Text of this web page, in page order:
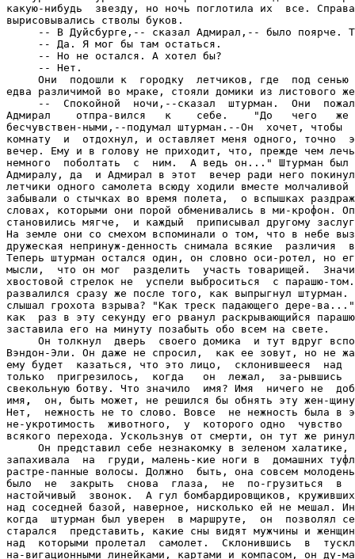
какую-нибудь  звезду, но ночь поглотила их  все.
вырисовывались стволы буков.
-- В Дуйсбурге,-- сказал Адмирал,-- было поярче.
--
Да. Я мог бы там остаться.
     -- Но не остался. А хотел бы?
     -- Нет.
Они  подошли к  городку  летчиков, где  под сенью
едва различимой во мраке, стояли домики из листового
--  Спокойной  ночи,--сказал  штурман.  Они
Адмирал    отпра-вился   к    себе.    "До   чего
бесчувствен-ными,--подумал штурман.--Он  хочет,
комнату  и  отдохнул, и оставляет меня одного, точно
вечер. Ему и в голову не приходит, что, прежде чем
немного  поболтать  с  ним.  А ведь он..." Штурман был
Адмиралу, да  и Адмирал в этот  вечер ради него
летчики одного самолета всюду ходили вместе
забывали о стычках во время полета,  о вспышках
словах, которыми они порой обменивались в ми-крофон.
становились мягче,  и каждый  приписывал другому
На земле они со смехом вспоминали о том, что в небе
дружеская непринуж-денность снимала всякие  различия
Теперь штурман остался один, он словно оси-ротел, но
мысли,  что он мог  разделить  участь товарищей.
хвостовой стрелок не  успели выброситься  с парашю-
развалился сразу же после того, как выпрыгнул
слышал грохота взрыва? "Как треск падающего дере-
как  раз в эту секунду его рванул раскрывающийся
заставила его на минуту позабыть обо всем на свете.
Он толкнул  дверь  своего домика  и тут вдруг
Вэндон-Эли. Он даже не спросил,  как ее зовут, но не
ему будет  казаться, что это лицо,  склонившееся  над
только  пригрезилось,  когда   он  лежал,  за-рывшись
свекольную ботву. Что значило  имя? Имя  ничего не
имя ,
он, быть может, не решился бы обнять эту жен-щину  с  такой нежностью.
Нет,  нежность не то слово. Вовсе  не нежность была в этом объятии, но дикая
не-укротимость  животного,  у  которого одно  чувство  сме-няет  другое  без
всякого перехода. Ускользнув от смерти, он тут же ринулся в жизнь.
     Он представил себе незнакомку в зеленом халатике, который она все время
запахивала  на  груди, малень-кие ноги в  домашних туфлях, ее  сонное  лицо,
растре-панные волосы. Должно  быть, она совсем молоденькая, и  ей так трудно
было  не  закрыть  снова  глаза,  не  по-грузиться  в  сон,  который нарушил
настойчивый  звонок.  А гул бомбардировщиков, круживших на небольшой  высоте
над соседней базой, наверное, нисколько ей не мешал. Иногда во время полета,
когда  штурман был уверен  в маршруте,  он  позволял себе  минутный отдых  и
старался  представить, какие сны видят мужчины и женщины  в спящих селениях,
над  которыми пролетал  самолет.  Склонившись  в  тусклом  свете над  своими
на-вигационными линейками, картами и компасом, он ду-мал о  том, что люди на
земле  в ночном мраке  пре-даются  любви,  и каждый  раз  испытывал  горькое
чув-ство  от  сознания того, что втянут в какое-то дело, которое лишает  его
всех  других радостей,  кроме од-ной -- достигнуть цели  точно в назначенную
минуту или наверстать время, упущенное из-за встречного вет-ра. Уже два года
он был отрезан  от  семьи, и  никакая другая привязанность не согревала  его
душу. В этой стране, языка которой он не знал, ему не на что было надеяться.
Вся  предшествующая жизнь представлялась. ему  навсегда  отошедшей  юностью,
образы которой дви-гались в зыбкой  и  обманчивой дымке сновидения. С войной
он вступил в иную  пору своей жизни, где  чувствовал себя беззащитным  перед
лицом всякого рода врагов -- как внутренних, так и внешних, и не было у него
иного прибежища, кроме товарищества.
     Не то  чтобы  он не  искал  любви.  Где-то в  глубине  его души  любовь
продолжала жить, подобно скрытой ране или  неутоленной жажде.  Порою мысль о
ней вы-зывала  у  него  вспышку  жестокой иронии или же  приступ меланхолии,
овладевшей им даже в полете. Но все попытки обрести любовь были напрасны. Он
не желал прибегать к тем  приемам, которыми пользова-лись товарищи, обольщая
девушек в барах  и добиваясь мимолетных свиданий,  где они пускали на  ветер
все, в  чем  штурман  видел смысл  встречи  мужчины и жен-щины. И все  же он
испытывал  неясное сожаление, словно упустил  что-то. Быть может,  все  дело
было  в  том, что он плохо знал английский язык?  Ведь как  бы правильно  ни
говорила по-французски эта женщи-на,  между  ними  всегда будет существовать
барьер --  трудность выразить  себя  так,  чтобы  понял  другой, и  старание
избежать различных словесных тонкостей.
     Он  помешал   угли,  еще   тлевшие  в  печке,  которую  вечером  обычно
растапливал  дневальный,  и  подбросил  в  нее  полный  совок.  Потом  вдруг
почувствовал страш-ную усталость  и, не раздеваясь,  растянулся на по-стели.
Тишина близящейся к утру  ночи сразу обсту-пила его, и он невольно застонал,
снова настигнутый мыслью  обо всем происшедшем.  Значит, он положил карандаш
на  столик в тот  самый момент,  когда само-лет затрещал. Он дернул  шторку,
отделявшую его  от пилота, и, хотя давно  был готов к этому, с тех  пор, как
посвятил  себя  профессии, которая  могла  привести толь-ко  к  одному  -- к
смерти, воскликнул одновременно со стрелком: "Что случилось?" И почти  в  то
же мгнове-ние  он повис  во мраке под  куполом  покачивающегося парашюта, он
скользил по свекловичному полю,  и не-знакомая женщина склонялась  над  ним.
"Вы  ранены?.."  Он  ощупывал  себя,  вставал  на  ноги и  сворачивал  купол
парашюта.  "Я  в полном  порядке,  но остальные погибли..."  Он показывал на
пламя,  озарявшее  гори-зонт, беззвучно  рыдал,  и  по щекам его, как  капли
дождя, струились слезы.

     Он и не думал, что ему выкажут столько внимания, Его без конца  угощали
пивом.  Товарищи  и  даже   ко-мандиры  эскадрилий  хлопали  его  по  плечу,
произно-сили  одни  и  те  же горячие поздравления,  а  губы  их  мучительно
кривились, и это было сильнее всяких слов.
     Да, он вернулся к ним  издалека. Говоря  точнее,  с  ру-бежа смерти,  и
каждый из них, видя его в живых, ис-пытывал изумление.
     Летчики  свыклись  со  смертельным  риском, но не с реальностью смерти.
Смерть  оставалась для них по-нятием  метафизическим.  Если  бы  они реально
предста-вили  ее себе, они  не смогли бы сдержать крик ужаса. Все они знали,
что, углубляясь  во мраке  неба в  распо-ложение врага, они могут быть сбиты
огнем  зениток  или истребителей. Они слышали о  столкновениях в воз-духе, а
иногда случались аварии  при  взлете: четырех-моторные самолеты, нагруженные
тысячами литров горючего,  врезались в купы деревьев, горели  и взрыва-.лись
вместе  с  бомбами.   Но   при  этом  смерть   ассоцииро-валась  с   простым
вычеркиванием из списка. Люди исчезали,  вот и все. Сначала номер самолета и
фами-лия командира целый вечер оставались на доске выле-тов, и  каждый,  кто
возвращался, бросал на них сочув-ственный и понимающий взгляд. Смерть -- это
для дру-гих.  Затем  имена  не вернувшихся исчезали  с  доски. Вольнонаемные
торопились   упаковать  их   вещи,  чтобы,  наклеив   этикетки,  отнести  на
специальный   склад.   Ка-кое-то  время   о   погибших  еще  помнили,  потом
каждо-дневные заботы одерживали верх, жизнь шла своим чередом. Жизнь? Только
идиоты могли  называть это  жизнью. Скорее это  было похоже на каторгу,  где
неви-димые  и  безжалостные  надсмотрщики  расправлялись с  провинившимися и
отстающими. Никто  из тех,  что  уже рухнули в пылающий костер, не вернулся,
но,  в конце  концов,  это, по-видимому,  было  не более ужасно, чем  вся их
жизнь.  Каждый  вечер  летчики  вскакивали  по  тревоге,  повинуясь  приказу
громкоговорителя,  ревущего в каждом бараке, и готовились к  полету.  В двух
слу-чаях из  трех вылет  отменялся из-за  погоды.  По  курсу  или над  целью
оказывались  слишком густые скопления облаков, подняться  на  большую высоту
самолеты не  могли  из-за своего груза,  а при плохой видимости  лег-ко было
врезаться в хвост передней машины.
     Штурман чуть было  не погиб при таком столкнове-нии. Он почти онемел от
ужаса. Он прыгнул с пара-шютом, а весь экипаж  его самолета  сгорел недалеко
от  аэродрома. Обломки дымились еще и на  следующий день. Среди обуглившихся
тел можно  было опознать только пилота, вцепившегося в штурвал, и хвостового
стрелка в его искореженной турели. Люди из специаль-ных команд положили их в
гробы и зарыли в землю после короткой церемонии, во время которой священ-ник
осенил  крестным  знамением   покрывающие  гробы  трехцветные  полотнища.  У
штурмана не хватило сил присутствовать па похоронах --происходящее имело для
него еще  сугубо личный смысл, и каждому хоте-лось расспросить его обо всем.
Но никто ни о чем не спрашивал.  Скорбное выражение губ заменяло разговор по
душам.
     На другой день штурман хотел было